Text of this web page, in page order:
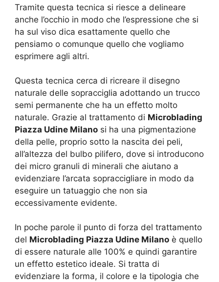
Tramite questa tecnica si riesce a delineare
anche l’occhio in modo che l’espressione che si
ha sul viso dica esattamente quello che
pensiamo o comunque quello che vogliamo
esprimere agli altri.
Questa tecnica cerca di ricreare il disegno
naturale delle sopracciglia adottando un trucco
semi permanente che ha un effetto molto
naturale. Grazie al trattamento di Microblading
Piazza Udine Milano si ha una pigmentazione
della pelle, proprio sotto la nascita dei peli,
all’altezza del bulbo pilifero, dove si introducono
dei micro granuli di minerali che aiutano a
evidenziare l’arcata sopraccigliare in modo da
eseguire un tatuaggio che non sia
eccessivamente evidente.
In poche parole il punto di forza del trattamento
del Microblading Piazza Udine Milano è quello
di essere naturale alle 100% e quindi garantire
un effetto estetico ideale. Si tratta di
evidenziare la forma, il colore e la tipologia che